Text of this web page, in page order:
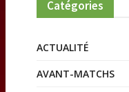
Catégories
ACTUALITÉ
AVANT-MATCHS